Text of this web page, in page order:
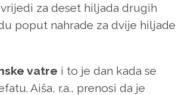
za deset hiljada drugih
poput nahrade za dvije hiljade
vatre i to je dan kada se
Aiša, r.a., prenosi da je